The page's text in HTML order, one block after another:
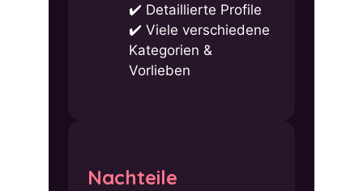
Detaillierte Profile
Viele verschiedene
Kategorien &
Vorlieben
Nachteile